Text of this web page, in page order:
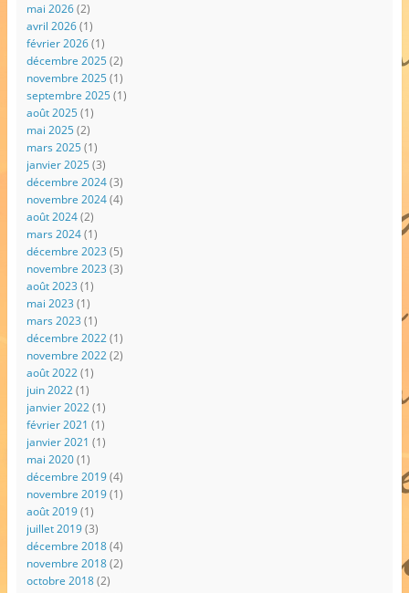
mai 2026(2)
avril 2026(1)
février 2026(1)
décembre 2025(2)
novembre 2025(1)
septembre 2025(1)
août 2025(1)
mai 2025(2)
mars 2025(1)
janvier 2025(3)
décembre 2024(3)
novembre 2024(4)
août 2024(2)
mars 2024(1)
décembre 2023 (5)
novembre 2023 (3)
août 2023 (1)
mai 2023 (1)
mars 2023 (1)
décembre 2022(1)
novembre 2022(2)
août 2022(1)
juin 2022(1)
janvier 2022(1)
février 2021 (1)
janvier 2021 (1)
mai 2020(1)
décembre 2019(4)
novembre 2019(1)
août 2019(1)
juillet 2019(3)
décembre 2018(4)
novembre 2018(2)
octobre 2018(2)